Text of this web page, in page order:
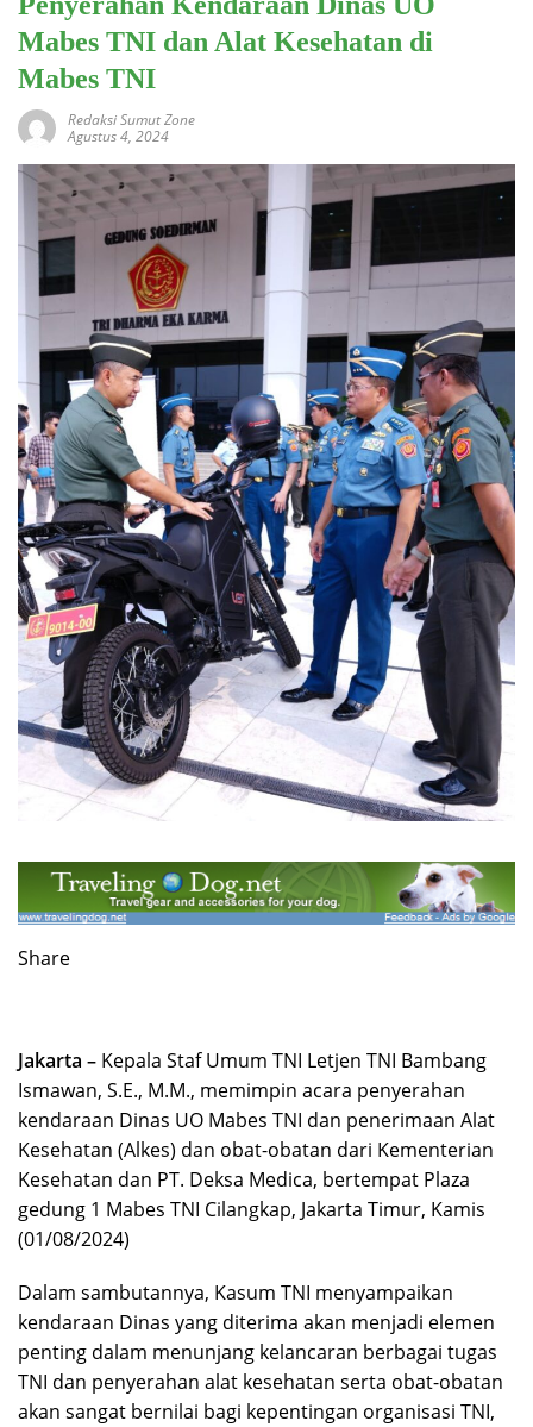
Mabes TNI dan Alat Kesehatan di
Mabes TNI
Redaksi Sumut Zone
Agustus 4, 2024
Share
Jakarta – Kepala Staf Umum TNI Letjen TNI Bambang
Ismawan, S.E., M.M., memimpin acara penyerahan
kendaraan Dinas UO Mabes TNI dan penerimaan Alat
Kesehatan (Alkes) dan obat-obatan dari Kementerian
Kesehatan dan PT. Deksa Medica, bertempat Plaza
gedung 1 Mabes TNI Cilangkap, Jakarta Timur, Kamis
(01/08/2024)
Dalam sambutannya, Kasum TNI menyampaikan
kendaraan Dinas yang diterima akan menjadi elemen
penting dalam menunjang kelancaran berbagai tugas
TNI dan penyerahan alat kesehatan serta obat-obatan
akan sangat bernilai bagi kepentingan organisasi TNI,